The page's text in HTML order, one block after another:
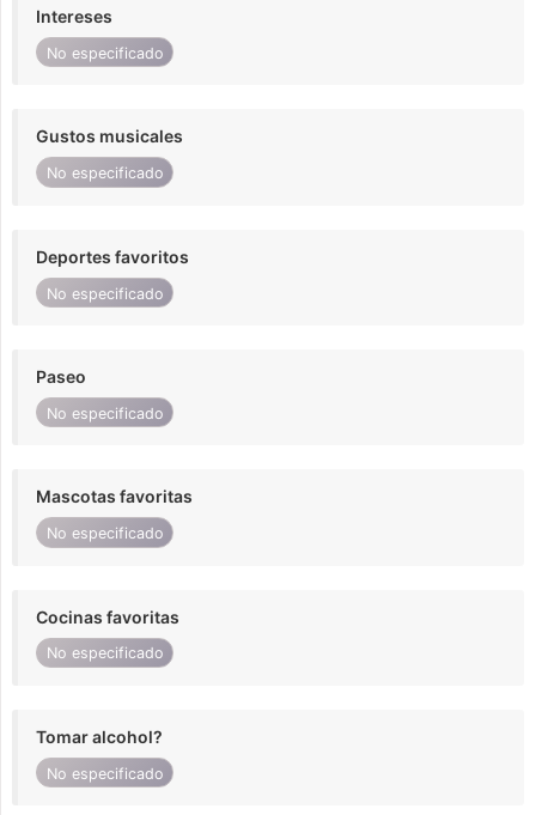
Intereses
No especificado
Gustos musicales
No especificado
Deportes favoritos
No especificado
Paseo
No especificado
Mascotas favoritas
No especificado
Cocinas favoritas
No especificado
Tomar alcohol?
No especificado